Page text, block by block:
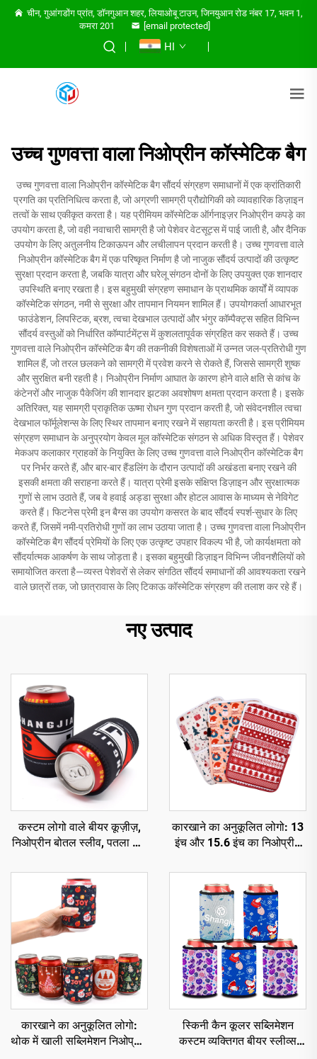
चीन, गुआंगडोंग प्रांत, डॉनगुआन शहर, लियाओबू टाउन, जिनयुआन रोड नंबर 17, भवन 1,
कमरा 201
[email protected]
HI
उच्च गुणवत्ता वाला निओप्रीन कॉस्मेटिक बैग
उच्च गुणवत्ता वाला निओप्रीन कॉस्मेटिक बैग सौंदर्य संग्रहण समाधानों में एक क्रांतिकारी
प्रगति का प्रतिनिधित्व करता है, जो अग्रणी सामग्री प्रौद्योगिकी को व्यावहारिक डिज़ाइन
तत्वों के साथ एकीकृत करता है। यह प्रीमियम कॉस्मेटिक ऑर्गनाइज़र निओप्रीन कपड़े का
उपयोग करता है, जो वही नवाचारी सामग्री है जो पेशेवर वेटसूट्स में पाई जाती है, और दैनिक
उपयोग के लिए अतुलनीय टिकाऊपन और लचीलापन प्रदान करती है। उच्च गुणवत्ता वाले
निओप्रीन कॉस्मेटिक बैग में एक परिष्कृत निर्माण है जो नाजुक सौंदर्य उत्पादों की उत्कृष्ट
सुरक्षा प्रदान करता है, जबकि यात्रा और घरेलू संगठन दोनों के लिए उपयुक्त एक शानदार
उपस्थिति बनाए रखता है। इस बहुमुखी संग्रहण समाधान के प्राथमिक कार्यों में व्यापक
कॉस्मेटिक संगठन, नमी से सुरक्षा और तापमान नियमन शामिल हैं। उपयोगकर्ता आधारभूत
फाउंडेशन, लिपस्टिक, ब्रश, त्वचा देखभाल उत्पादों और भंगुर कॉम्पैक्ट्स सहित विभिन्न
सौंदर्य वस्तुओं को निर्धारित कॉम्पार्टमेंट्स में कुशलतापूर्वक संग्रहित कर सकते हैं। उच्च
गुणवत्ता वाले निओप्रीन कॉस्मेटिक बैग की तकनीकी विशेषताओं में उन्नत जल-प्रतिरोधी गुण
शामिल हैं, जो तरल छलकने को सामग्री में प्रवेश करने से रोकते हैं, जिससे सामग्री शुष्क
और सुरक्षित बनी रहती है। निओप्रीन निर्माण आघात के कारण होने वाले क्षति से कांच के
कंटेनरों और नाजुक पैकेजिंग की शानदार झटका अवशोषण क्षमता प्रदान करता है। इसके
अतिरिक्त, यह सामग्री प्राकृतिक ऊष्मा रोधन गुण प्रदान करती है, जो संवेदनशील त्वचा
देखभाल फॉर्मूलेशन्स के लिए स्थिर तापमान बनाए रखने में सहायता करती है। इस प्रीमियम
संग्रहण समाधान के अनुप्रयोग केवल मूल कॉस्मेटिक संगठन से अधिक विस्तृत हैं। पेशेवर
मेकअप कलाकार ग्राहकों के नियुक्ति के लिए उच्च गुणवत्ता वाले निओप्रीन कॉस्मेटिक बैग
पर निर्भर करते हैं, और बार-बार हैंडलिंग के दौरान उत्पादों की अखंडता बनाए रखने की
इसकी क्षमता की सराहना करते हैं। यात्रा प्रेमी इसके संक्षिप्त डिज़ाइन और सुरक्षात्मक
गुणों से लाभ उठाते हैं, जब वे हवाई अड्डा सुरक्षा और होटल आवास के माध्यम से नेविगेट
करते हैं। फिटनेस प्रेमी इन बैग्स का उपयोग कसरत के बाद सौंदर्य स्पर्श-सुधार के लिए
करते हैं, जिसमें नमी-प्रतिरोधी गुणों का लाभ उठाया जाता है। उच्च गुणवत्ता वाला निओप्रीन
कॉस्मेटिक बैग सौंदर्य प्रेमियों के लिए एक उत्कृष्ट उपहार विकल्प भी है, जो कार्यक्षमता को
सौंदर्यात्मक आकर्षण के साथ जोड़ता है। इसका बहुमुखी डिज़ाइन विभिन्न जीवनशैलियों को
समायोजित करता है—व्यस्त पेशेवरों से लेकर संगठित सौंदर्य समाधानों की आवश्यकता रखने
वाले छात्रों तक, जो छात्रावास के लिए टिकाऊ कॉस्मेटिक संग्रहण की तलाश कर रहे हैं।
नए उत्पाद
कस्टम लोगो वाले बीयर कूज़ीज़,
निओप्रीन बोतल स्लीव, पतला कैन
कारखाने का अनुकूलित लोगो: 13
इंच और 15.6 इंच का निओप्रीन
यात्रा शैली, जलरोधक, टिकाऊ,
सुरक्षात्मक और झटका-रोधी
कारखाने का अनुकूलित लोगो:
थोक में खाली सब्लिमेशन निओप्रीन
स्किनी कैन कूलर सब्लिमेशन
कस्टम व्यक्तिगत बीयर स्लीव्स